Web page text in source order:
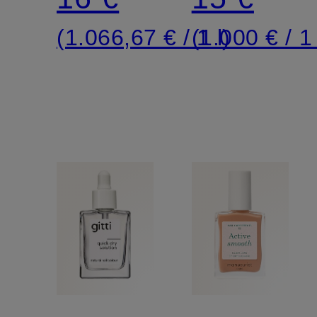
(1.066,67 € / 1 l)(1.000 € /